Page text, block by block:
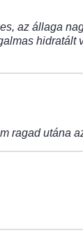
az állaga
hidratált
ragad utána